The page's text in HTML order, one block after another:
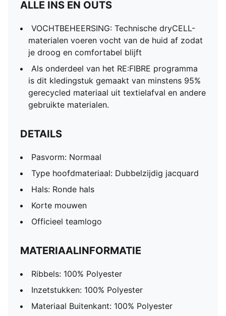
ALLE INS EN OUTS
VOCHTBEHEERSING: Technische dryCELL-
materialen voeren vocht van de huid af zodat
je droog en comfortabel blijft
Als onderdeel van het RE:FIBRE programma
is dit kledingstuk gemaakt van minstens 95%
gerecycled materiaal uit textielafval en andere
gebruikte materialen.
DETAILS
Pasvorm: Normaal
Type hoofdmateriaal: Dubbelzijdig jacquard
Hals: Ronde hals
Korte mouwen
Officieel teamlogo
MATERIAALINFORMATIE
Ribbels: 100% Polyester
Inzetstukken: 100% Polyester
Materiaal Buitenkant: 100% Polyester